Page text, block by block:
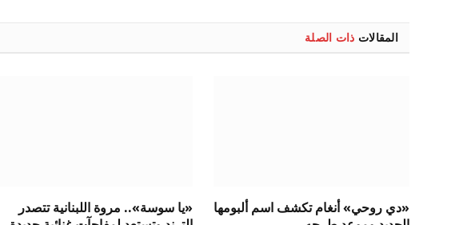
المقالات ذات الصلة
«دي روحي» أنغام تكشف اسم ألبومها
«يا سوسة».. مروة اللبنانية تتصدر